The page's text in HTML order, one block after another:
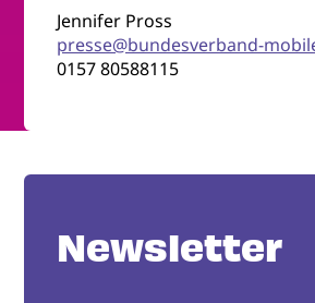
Jennifer Pross
presse@bundesverband-
0157 80588115
Newsletter